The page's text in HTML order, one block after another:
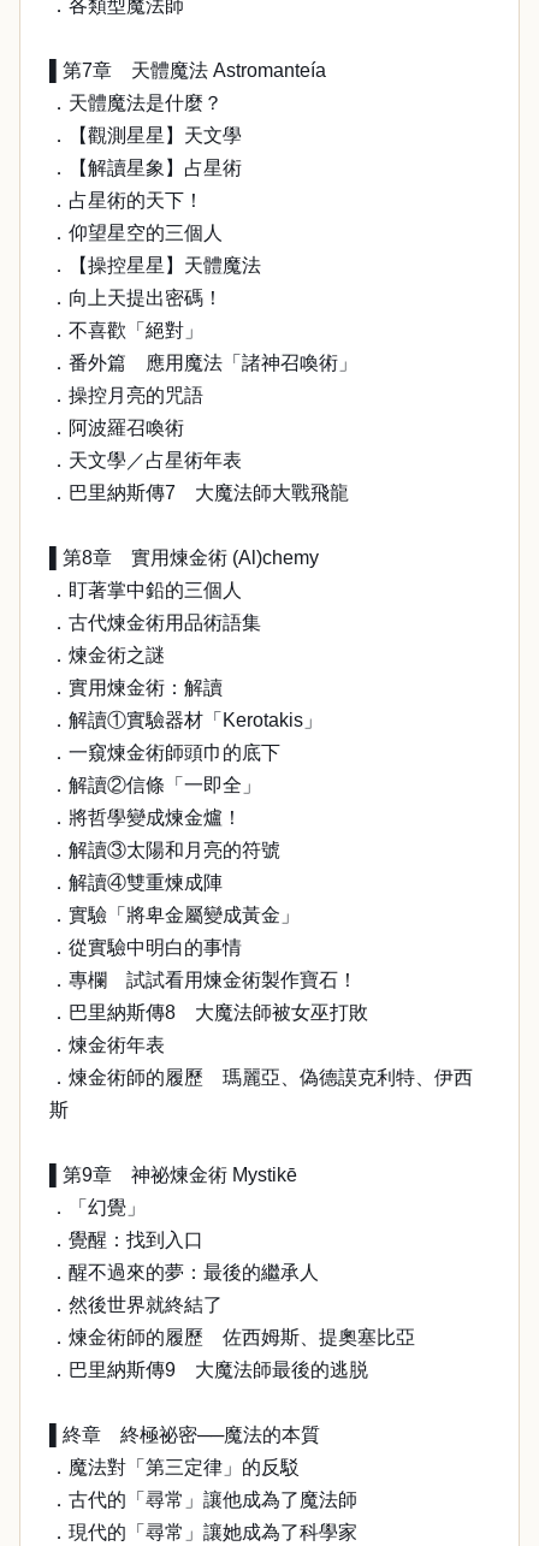
．各類型魔法師
▌第7章 天體魔法 Astromanteía
．天體魔法是什麼？
．【觀測星星】天文學
．【解讀星象】占星術
．占星術的天下！
．仰望星空的三個人
．【操控星星】天體魔法
．向上天提出密碼！
．不喜歡「絕對」
．番外篇 應用魔法「諸神召喚術」
．操控月亮的咒語
．阿波羅召喚術
．天文學／占星術年表
．巴里納斯傳7 大魔法師大戰飛龍
▌第8章 實用煉金術 (Al)chemy
．盯著掌中鉛的三個人
．古代煉金術用品術語集
．煉金術之謎
．實用煉金術：解讀
．解讀①實驗器材「Kerotakis」
．一窺煉金術師頭巾的底下
．解讀②信條「一即全」
．將哲學變成煉金爐！
．解讀③太陽和月亮的符號
．解讀④雙重煉成陣
．實驗「將卑金屬變成黃金」
．從實驗中明白的事情
．專欄 試試看用煉金術製作寶石！
．巴里納斯傳8 大魔法師被女巫打敗
．煉金術年表
．煉金術師的履歷 瑪麗亞、偽德謨克利特、伊西
斯
▌第9章 神祕煉金術 Mystikē
．「幻覺」
．覺醒：找到入口
．醒不過來的夢：最後的繼承人
．然後世界就終結了
．煉金術師的履歷 佐西姆斯、提奧塞比亞
．巴里納斯傳9 大魔法師最後的逃脱
▌終章 終極祕密──魔法的本質
．魔法對「第三定律」的反駁
．古代的「尋常」讓他成為了魔法師
．現代的「尋常」讓她成為了科學家